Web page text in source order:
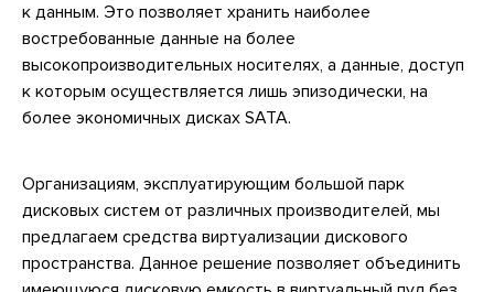
к данным. Это позволяет хранить наиболее
востребованные данные на более
высокопроизводительных носителях, а данные, доступ
к которым осуществляется лишь эпизодически, на
более экономичных дисках SATA.
Организациям, эксплуатирующим большой парк
дисковых систем от различных производителей, мы
предлагаем средства виртуализации дискового
пространства. Данное решение позволяет объединить